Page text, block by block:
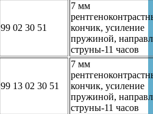
99 02 30 51
7 мм
кончик, усиление
пружиной,
струны-11 часов
99 13 02 30 51
7 мм
кончик, усиление
пружиной,
струны-11 часов